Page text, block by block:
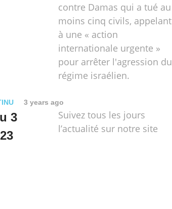
contre Damas qui a tué au
moins cinq civils, appelant
à une « action
internationale urgente »
pour arrêter l'agression du
régime israélien.
3 years ago
3
Suivez tous les jours
l’actualité sur notre site